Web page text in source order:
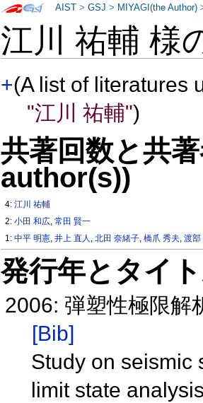
江川 祐輔 様
+(A list of literatures
"江川 祐輔")
共著回数と共
author(s))
4:江川 祐輔
2:小田 和広,常田 賢一
1:中平 明憲,井上 直人 ,北田 奈緒子,橋爪 秀夫,渡部
発行年とタイ
2006: 弾塑性極限
[Bib]
Study on seismic
limit state analysis
AIST >GSJ > MIYAGI(the Author)